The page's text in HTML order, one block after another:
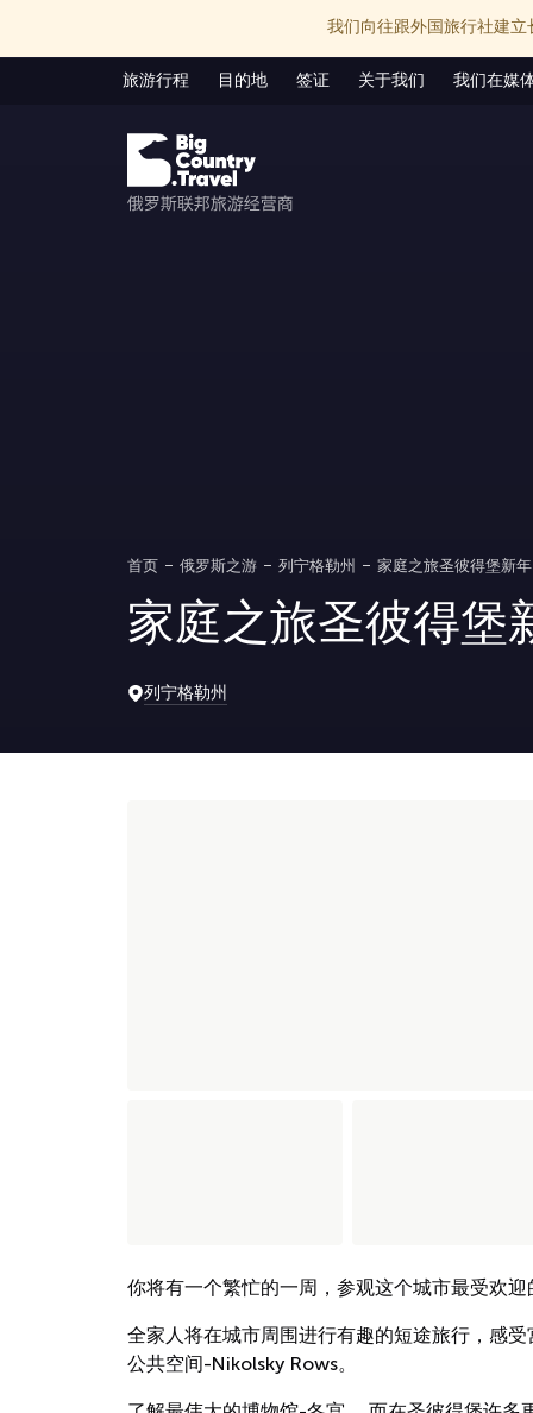
我们向往跟外国旅行社建
旅游行程 目的地 签证 关于我们 我们在媒
首页 俄罗斯之游 列宁格勒州 家庭之旅圣彼得堡新年
家庭之旅圣彼得堡
列宁格勒州
你将有一个繁忙的一周，参观这个城市最受欢迎
全家人将在城市周围进行有趣的短途旅行，感
公共空间-Nikolsky Rows。